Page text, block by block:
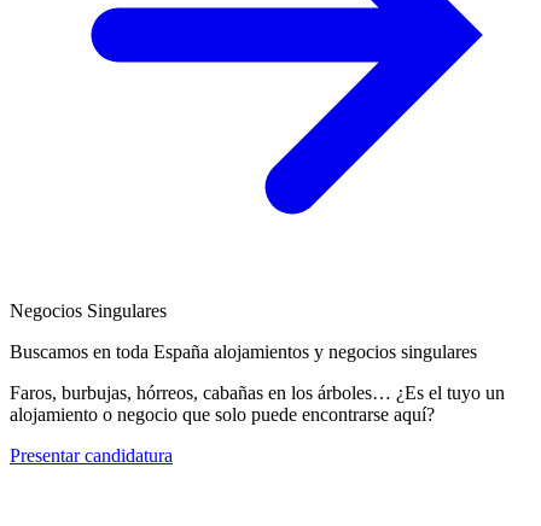
Negocios Singulares
Buscamos en toda España alojamientos y negocios singulares
Faros, burbujas, hórreos, cabañas en los árboles… ¿Es el tuyo un
alojamiento o negocio que solo puede encontrarse aquí?
Presentar candidatura